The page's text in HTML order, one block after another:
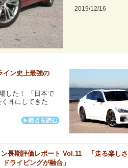
2019/12/16
ン史上最強の
した！ 「日本で
耳にしてきた
ン長期評価レポート Vol.11 「走る楽し
ライビングが融合」